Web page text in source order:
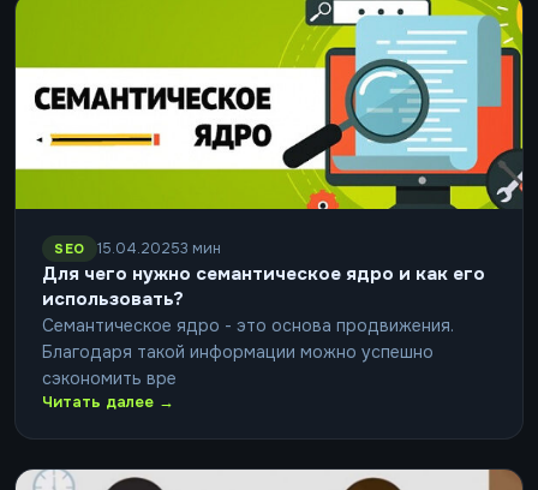
SEO 15.04.20253 мин
Для чего нужно семантическое ядро и как его
использовать?
Семантическое ядро - это основа продвижения.
Благодаря такой информации можно успешно
сэкономить вре
Читать далее →